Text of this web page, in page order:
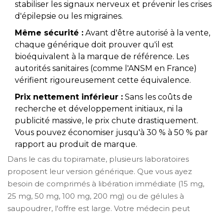
stabiliser les signaux nerveux et prévenir les crises
d'épilepsie ou les migraines.
Même sécurité : Avant d'être autorisé à la vente,
chaque générique doit prouver qu'il est
bioéquivalent à la marque de référence. Les
autorités sanitaires (comme l'ANSM en France)
vérifient rigoureusement cette équivalence.
Prix nettement inférieur : Sans les coûts de
recherche et développement initiaux, ni la
publicité massive, le prix chute drastiquement.
Vous pouvez économiser jusqu'à 30 % à 50 % par
rapport au produit de marque.
Dans le cas du topiramate, plusieurs laboratoires
proposent leur version générique. Que vous ayez
besoin de comprimés à libération immédiate (15 mg,
25 mg, 50 mg, 100 mg, 200 mg) ou de gélules à
saupoudrer, l'offre est large. Votre médecin peut